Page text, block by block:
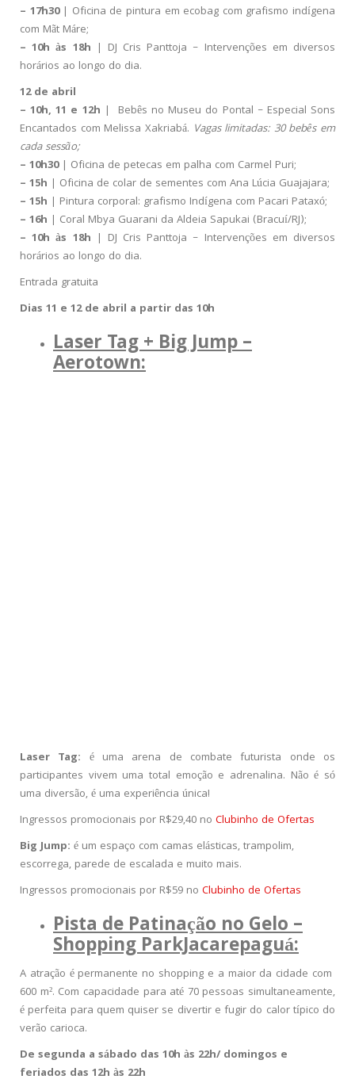
– 17h30 | Oficina de pintura em ecobag com grafismo indígena
com Mãt Máre;
– 10h às 18h | DJ Cris Panttoja – Intervenções em diversos
horários ao longo do dia.
12 de abril
– 10h, 11 e 12h | Bebês no Museu do Pontal – Especial Sons
Encantados com Melissa Xakriabá. Vagas limitadas: 30 bebês em
cada sessão;
– 10h30 | Oficina de petecas em palha com Carmel Puri;
– 15h | Oficina de colar de sementes com Ana Lúcia Guajajara;
– 15h | Pintura corporal: grafismo Indígena com Pacari Pataxó;
– 16h | Coral Mbya Guarani da Aldeia Sapukai (Bracuí/RJ);
– 10h às 18h | DJ Cris Panttoja – Intervenções em diversos
horários ao longo do dia.
Entrada gratuita
Dias 11 e 12 de abril a partir das 10h
Laser Tag + Big Jump –
Aerotown:
Laser Tag: é uma arena de combate futurista onde os
participantes vivem uma total emoção e adrenalina. Não é só
uma diversão, é uma experiência única!
Ingressos promocionais por R$29,40 no Clubinho de Ofertas
Big Jump: é um espaço com camas elásticas, trampolim,
escorrega, parede de escalada e muito mais.
Ingressos promocionais por R$59 no Clubinho de Ofertas
Pista de Patinação no Gelo –
Shopping ParkJacarepaguá:
A atração é permanente no shopping e a maior da cidade com
600 m². Com capacidade para até 70 pessoas simultaneamente,
é perfeita para quem quiser se divertir e fugir do calor típico do
verão carioca.
De segunda a sábado das 10h às 22h/ domingos e
feriados das 12h às 22h